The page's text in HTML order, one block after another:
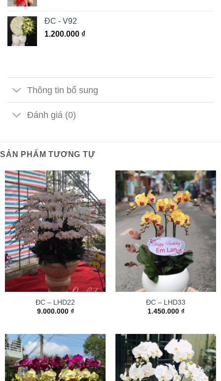
ĐC - V92
1.200.000 ₫
Thông tin bổ sung
Đánh giá (0)
SẢN PHẨM TƯƠNG TỰ
ĐC – LHD22
9.000.000 ₫
ĐC – LHD33
1.450.000 ₫